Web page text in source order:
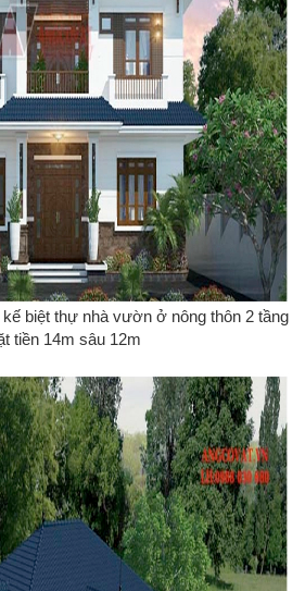
biệt thự nhà vườn ở nông thôn 2 tầng
tiền 14m sâu 12m